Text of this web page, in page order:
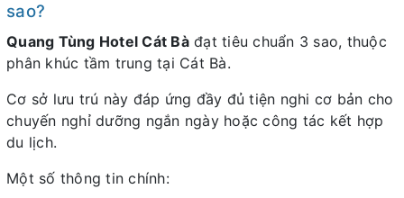
sao?
Quang Tùng Hotel Cát Bàđạt tiêu chuẩn 3 sao, thuộc
phân khúc tầm trung tại Cát Bà.
Cơ sở lưu trú này đáp ứng đầy đủ tiện nghi cơ bản cho
chuyến nghỉ dưỡng ngắn ngày hoặc công tác kết hợp
du lịch.
Một số thông tin chính: